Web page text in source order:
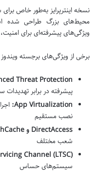
نسخه اینترپرایز به‌طور خاص برای
محیط‌های بزرگ طراحی شده
ویژگی‌های پیشرفته‌ای برای
برخی از ویژگی‌های برجسته ویندوز 11 اینترپرایز
Threat Protection:
پیشرفته در برابر تهدیدات
App Virtualization:
نصب مستقیم
DirectAccess و
شعب مختلف
Channel (LTSC):
سیستم‌های حساس